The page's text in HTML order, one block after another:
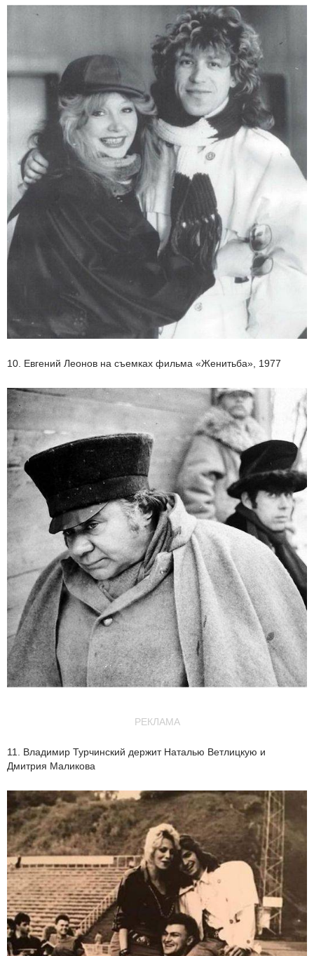
10. Евгений Леонов на съемках фильма «Женитьба», 1977
РЕКЛАМА
11. Владимир Турчинский держит Наталью Ветлицкую и
Дмитрия Маликова